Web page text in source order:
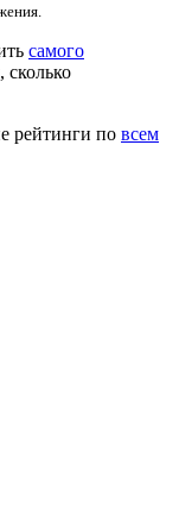
самого
рейтинги по всем